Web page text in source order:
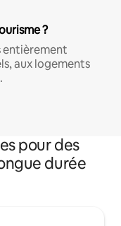
?
entièrement
aux logements
pour des
durée